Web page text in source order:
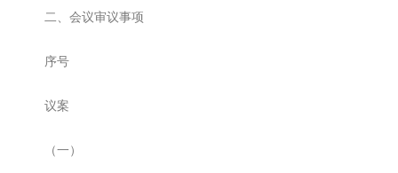
二、会议审议事项
序号
议案
（一）